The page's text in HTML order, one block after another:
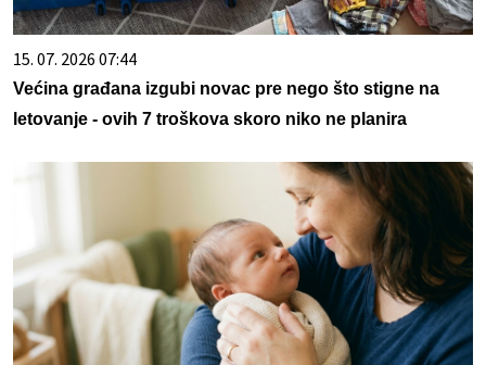
15. 07. 2026 07:44
Većina građana izgubi novac pre nego što stigne na
letovanje - ovih 7 troškova skoro niko ne planira